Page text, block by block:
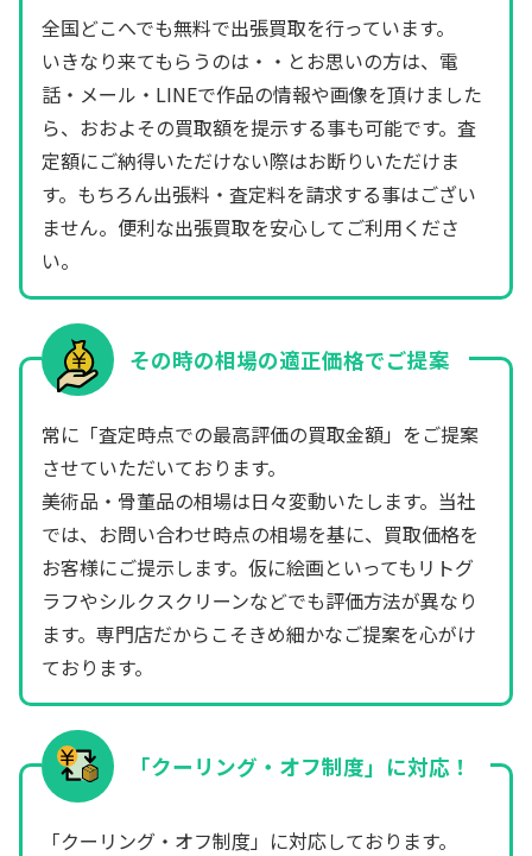
全国どこへでも無料で出張買取を行っています。
いきなり来てもらうのは・・とお思いの方は、電
話・メール・LINEで作品の情報や画像を頂けました
ら、おおよその買取額を提示する事も可能です。査
定額にご納得いただけない際はお断りいただけま
す。もちろん出張料・査定料を請求する事はござい
ません。便利な出張買取を安心してご利用くださ
い。
その時の相場の適正価格でご提案
常に「査定時点での最高評価の買取金額」をご提案
させていただいております。
美術品・骨董品の相場は日々変動いたします。当社
では、お問い合わせ時点の相場を基に、買取価格を
お客様にご提示します。仮に絵画といってもリトグ
ラフやシルクスクリーンなどでも評価方法が異なり
ます。専門店だからこそきめ細かなご提案を心がけ
ております。
「クーリング・オフ制度」に対応！
「クーリング・オフ制度」に対応しております。